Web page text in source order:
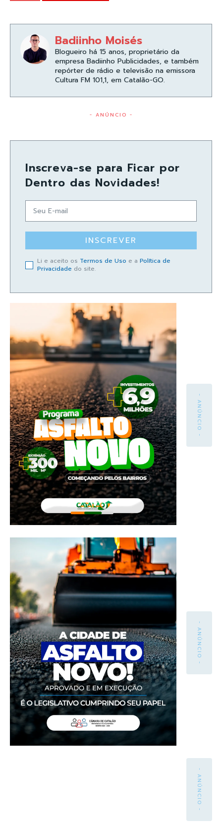
Badiinho Moisés
Blogueiro há 15 anos, proprietário da
empresa Badiinho Publicidades, e também
repórter de rádio e televisão na emissora
Cultura FM 101,1, em Catalão-GO.
- ANÚNCIO -
Inscreva-se para Ficar por
Dentro das Novidades!
INSCREVER
Li e aceito os Termos de Uso e a Política de
Privacidade do site.
- ANÚNCIO -
- ANÚNCIO -
- ANÚNCIO -